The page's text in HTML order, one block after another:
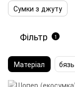
Сумки з джуту
Фільтр 1
Матеріал бязь